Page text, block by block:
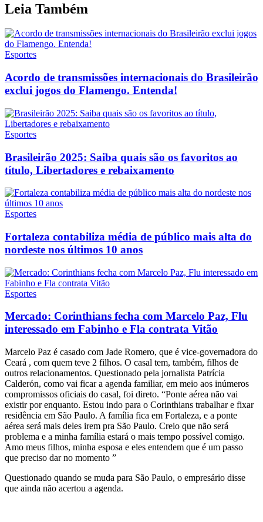
Leia Também
Esportes
Acordo de transmissões internacionais do Brasileirão
exclui jogos do Flamengo. Entenda!
Esportes
Brasileirão 2025: Saiba quais são os favoritos ao
título, Libertadores e rebaixamento
Esportes
Fortaleza contabiliza média de público mais alta do
nordeste nos últimos 10 anos
Esportes
Mercado: Corinthians fecha com Marcelo Paz, Flu
interessado em Fabinho e Fla contrata Vitão
Marcelo Paz é casado com Jade Romero, que é vice-governadora do
Ceará , com quem teve 2 filhos. O casal tem, também, filhos de
outros relacionamentos. Questionado pela jornalista Patrícia
Calderón, como vai ficar a agenda familiar, em meio aos inúmeros
compromissos oficiais do casal, foi direto. “Ponte aérea não vai
existir por enquanto. Estou indo para o Corinthians trabalhar e fixar
residência em São Paulo. A família fica em Fortaleza, e a ponte
aérea será mais deles irem pra São Paulo. Creio que não será
problema e a minha família estará o mais tempo possível comigo.
Amo meus filhos, minha esposa e eles entendem que é um passo
que preciso dar no momento ”
Questionado quando se muda para São Paulo, o empresário disse
que ainda não acertou a agenda.